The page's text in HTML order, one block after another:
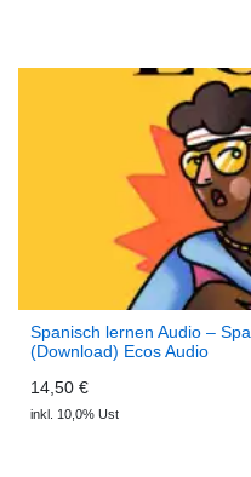
Spanisch lernen Audio –
(Download) Ecos Audio
14,50 €
inkl. 10,0% Ust